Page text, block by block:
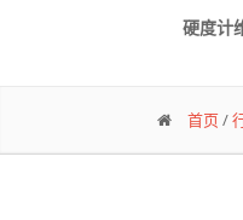
硬度计
首页/